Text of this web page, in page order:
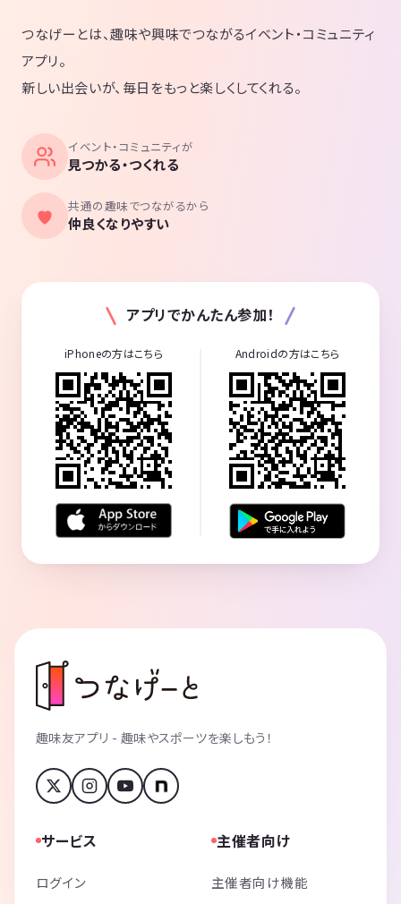
つなげーとは、趣味や興味でつながるイベント・コミュニティ
アプリ。
新しい出会いが、毎日をもっと楽しくしてくれる。
イベント・コミュニティが
見つかる・つくれる
共通の趣味でつながるから
仲良くなりやすい
アプリでかんたん参加！
iPhoneの方はこちら Androidの方はこちら
趣味友アプリ - 趣味やスポーツを楽しもう！
サービス
ログイン
主催者向け
主催者向け機能